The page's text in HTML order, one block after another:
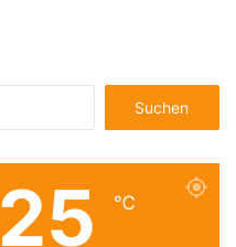
nach:
25 ℃